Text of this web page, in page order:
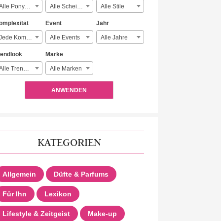
Alle Ponyarten Alle Scheitelarten Alle Stile
Jede Komplexität
Event
Alle Events
Jahr
Alle Jahre
Alle Trendlooks
Marke
Alle Marken
ANWENDEN
KATEGORIEN
Allgemein Düfte & Parfums
Für Ihn Lexikon
Lifestyle & Zeitgeist Make-up